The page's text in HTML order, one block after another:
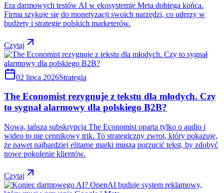
Era darmowych testów AI w ekosystemie Meta dobiega końca.
Firma szykuje się do monetyzacji swoich narzędzi, co uderzy w
budżety i strategie polskich marketerów.
Czytaj
02 lipca 2026Strategia
The Economist rezygnuje z tekstu dla młodych. Czy
to sygnał alarmowy dla polskiego B2B?
Nowa, tańsza subskrypcja The Economist oparta tylko o audio i
wideo to nie cennikowy trik. To strategiczny zwrot, który pokazuje,
że nawet najbardziej elitarne marki muszą porzucić tekst, by zdobyć
nowe pokolenie klientów.
Czytaj